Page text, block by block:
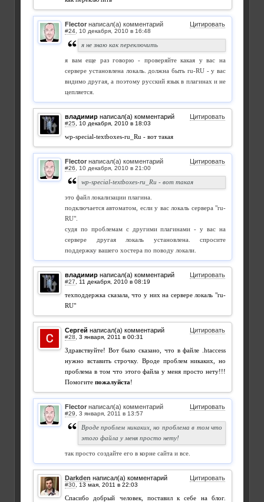
Flector написал(а) комментарий Цитировать
#24
я не знаю как переключить
я вам еще раз говорю - проверяйте какая у вас на
сервере установлена локаль. должна быть ru-RU - у вас
видимо другая, а поэтому русский язык в плагинах и не
цепляется.
владимир написал(а) комментарий Цитировать
#25
wp-special-textboxes-ru_Ru - вот такая
Flector написал(а) комментарий Цитировать
#26
wp-special-textboxes-ru_Ru - вот такая
это файл локализации плагина.
подключается автоматом, если у вас локаль сервера "ru-
RU".
судя по проблемам с другими плагинами - у вас на
сервере другая локаль установлена. спросите
поддержку вашего хостера по поводу локали.
владимир написал(а) комментарий Цитировать
#27
техподдержка сказала, что у них на сервере локаль "ru-
RU"
Сергей написал(а) комментарий Цитировать
#28
Здравствуйте! Вот было сказано, что в файле .htaccess
нужно вставить строчку. Вроде проблем никаких, но
проблема в том что этого файла у меня просто нету!!!
Помогите пожалуйста!
Flector написал(а) комментарий Цитировать
#29
Вроде проблем никаких, но проблема в том что
этого файла у меня просто нету!
так просто создайте его в корне сайта и все.
Darkden написал(а) комментарий Цитировать
#30
Спасибо добрый человек, поставил к себе на блог.